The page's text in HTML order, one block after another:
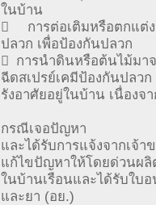
ในบ้าน
 การต่อเติมหรือตกแต่ง
ปลวก เพื่อป้องกันปลวก
 การนำดินหรือต้นไม้มา
ฉีดสเปรย์เคมีป้องกันปลว
รังอาศัยอยู่ในบ้าน เนื่องจ
กรณีเจอปัญหา
และได้รับการแจ้งจากเจ้
แก้ไขปัญหาให้โดยด่วน
ในบ้านเรือนและได้รับใบ
และยา (อย.)